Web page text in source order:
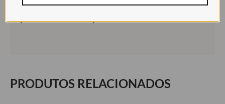
PRODUTOS RELACIONADOS